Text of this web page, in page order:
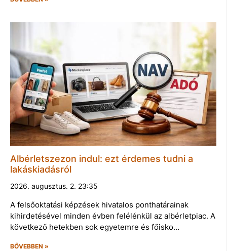
Albérletszezon indul: ezt érdemes tudni a
lakáskiadásról
2026. augusztus. 2. 23:35
A felsőoktatási képzések hivatalos ponthatárainak
kihirdetésével minden évben felélénkül az albérletpiac. A
következő hetekben sok egyetemre és főisko…
BŐVEBBEN »